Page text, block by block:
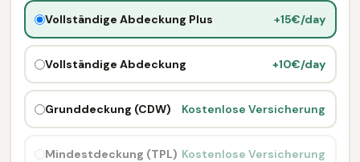
Vollständige Abdeckung Plus +15€/day
Vollständige Abdeckung +10€/day
Grunddeckung (CDW) Kostenlose Versicherung
Mindestdeckung (TPL) Kostenlose Versicherung